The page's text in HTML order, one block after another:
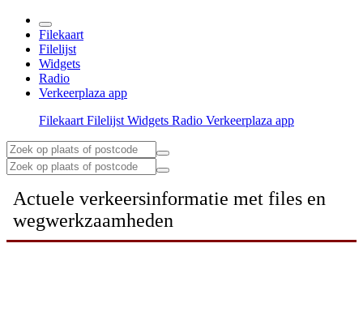
Filekaart
Filelijst
Widgets
Radio
Verkeerplaza app
Filekaart Filelijst Widgets Radio Verkeerplaza app
Actuele verkeersinformatie met files en
wegwerkzaamheden